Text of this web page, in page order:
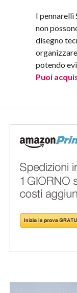
I pennarelli
non
disegno
potendo
Puoi